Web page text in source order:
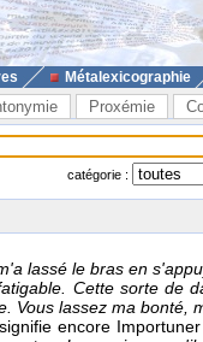
Métalexicographie
Proxémie
catégorie :
lassé le bras en
Cette sorte de
Vous lassez ma bonté,
encore